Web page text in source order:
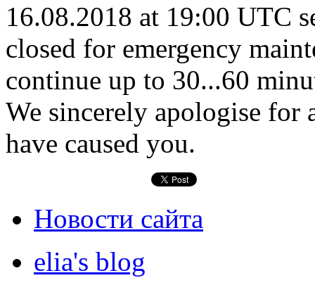
16.08.2018 at 19:00 UTC
closed for emergency
continue up to 30...60
We sincerely apologise for
have caused you.
Новости сайта
elia's blog